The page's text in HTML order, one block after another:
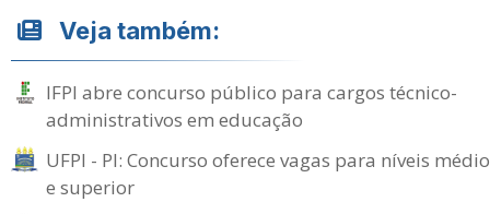
Veja também:
IFPI abre concurso público para cargos técnico-
administrativos em educação
UFPI - PI: Concurso oferece vagas para níveis médio
e superior